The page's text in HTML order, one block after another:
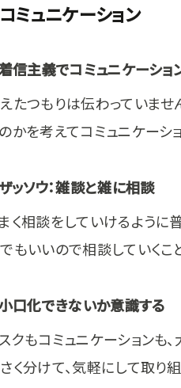
コミュニケーション
信主義でコミュニケーショ
たつもりは伝わっていませ
かを考えてコミュニケーショ
ッソウ：雑談と雑に相談
く相談をしていけるように
もいいので相談していくこ
口化できないか意識する
クもコミュニケーションも
く分けて、気軽にして取り組